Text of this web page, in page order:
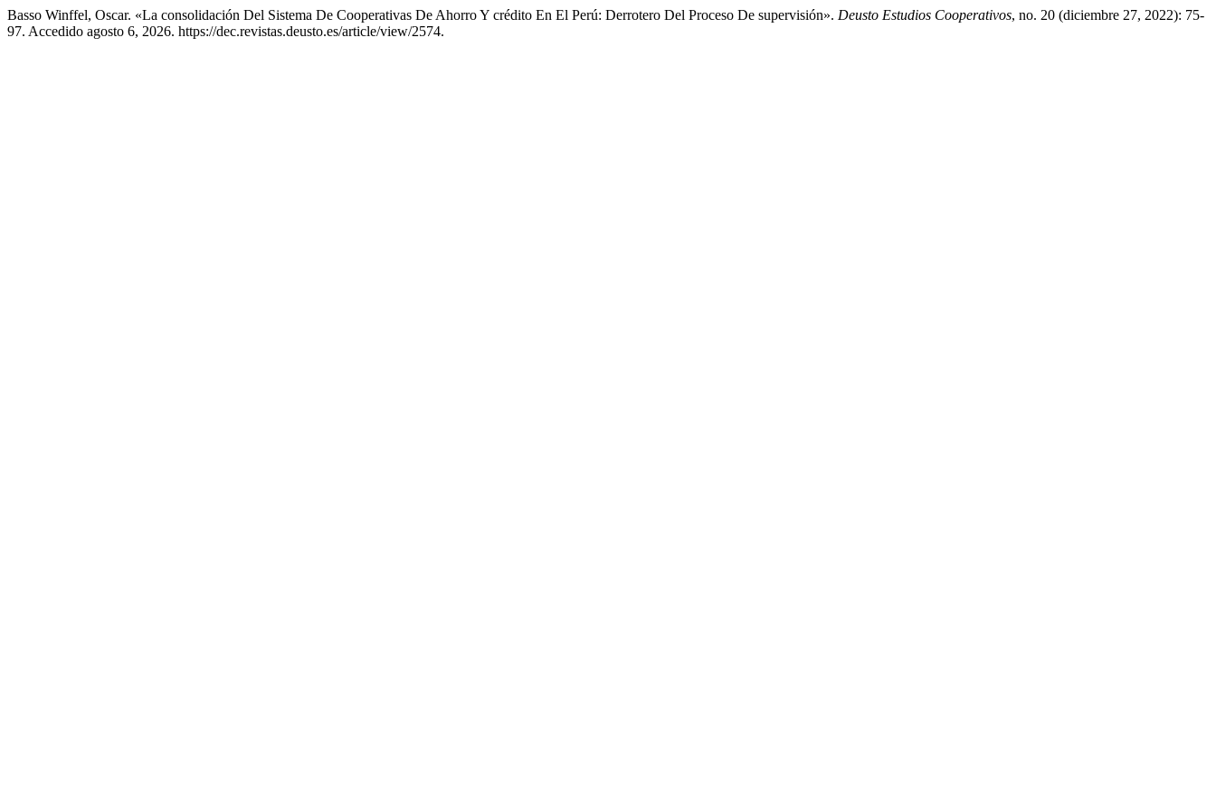
Basso Winffel, Oscar. «La consolidación Del Sistema De Cooperativas De Ahorro Y crédito En El Perú: Derrotero Del Proceso De supervisión». Deusto Estudios Cooperativos, no. 20 (diciembre 27, 2022): 75-
97. Accedido agosto 6, 2026. https://dec.revistas.deusto.es/article/view/2574.